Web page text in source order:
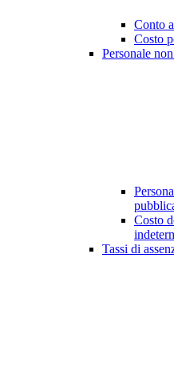
Conto
Costo
Personale
Costo
Tassi di